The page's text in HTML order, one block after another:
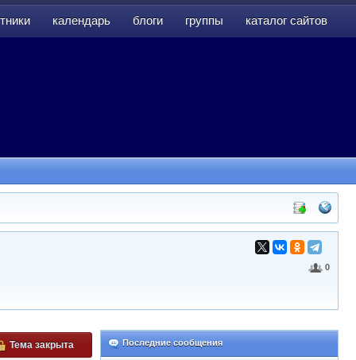
календарь блоги группы каталог сайтов
0
Последние сообщения
Тема закрыта